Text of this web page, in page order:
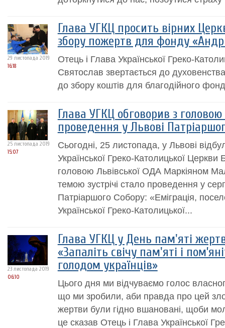
29 листопада 2019
16:18
Глава УГКЦ просить вірних
збору пожертв для фонду
Отець і Глава Української Греко-
Святослав звертається до
до збору коштів для благодійного
25 листопада 2019
15:07
Глава УГКЦ обговорив з
проведення у Львові
Сьогодні, 25 листопада, у Львові
Української Греко-Католицької
головою Львівської ОДА Маркіяном
темою зустрічі стало проведення у
Патріаршого Собору: «Еміграція,
Української Греко-Католицької...
23 листопада 2019
06:10
Глава УГКЦ у День пам'яті
«Запаліть свічу пам'яті і
голодом українців»
Цього дня ми відчуваємо голос
що ми зробили, аби правда про цей
жертви були гідно вшановані, щоби
це сказав Отець і Глава Української